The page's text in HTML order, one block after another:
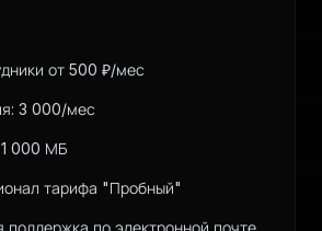
от 500 ₽/мес
3 000/мес
000 МБ
тарифа "Пробный"
поддержка по электронной почте